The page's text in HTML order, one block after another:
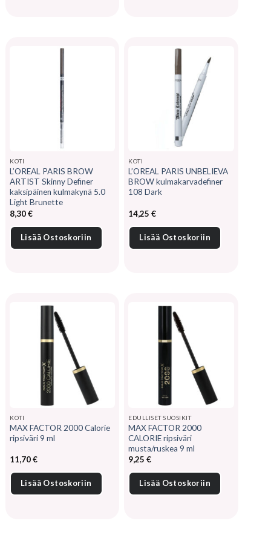
KOTI
L’OREAL PARIS BROW
ARTIST Skinny Definer
kaksipäinen kulmakynä 5.0
Light Brunette
8,30€
Lisää Ostoskoriin
KOTI
L’OREAL PARIS UNBELIEVA
BROW kulmakarvadefiner
108 Dark
14,25€
Lisää Ostoskoriin
KOTI
MAX FACTOR 2000 Calorie
ripsiväri 9 ml
11,70€
Lisää Ostoskoriin
EDULLISET SUOSIKIT
MAX FACTOR 2000
CALORIE ripsiväri
musta/ruskea 9 ml
9,25€
Lisää Ostoskoriin